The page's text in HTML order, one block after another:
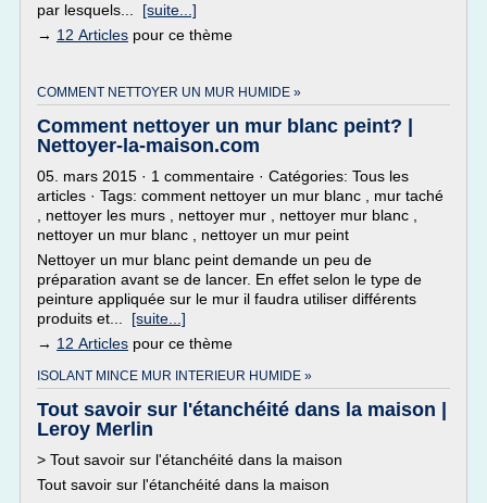
par lesquels... [suite...]
→ 12 Articles pour ce thème
COMMENT NETTOYER UN MUR HUMIDE »
Comment nettoyer un mur blanc peint? |
Nettoyer-la-maison.com
05. mars 2015 · 1 commentaire · Catégories: Tous les
articles · Tags: comment nettoyer un mur blanc , mur taché
, nettoyer les murs , nettoyer mur , nettoyer mur blanc ,
nettoyer un mur blanc , nettoyer un mur peint
Nettoyer un mur blanc peint demande un peu de
préparation avant se de lancer. En effet selon le type de
peinture appliquée sur le mur il faudra utiliser différents
produits et... [suite...]
→ 12 Articles pour ce thème
ISOLANT MINCE MUR INTERIEUR HUMIDE »
Tout savoir sur l'étanchéité dans la maison |
Leroy Merlin
> Tout savoir sur l'étanchéité dans la maison
Tout savoir sur l'étanchéité dans la maison